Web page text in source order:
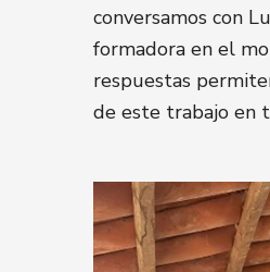
conversamos con
formadora en el
respuestas
de este trabajo en